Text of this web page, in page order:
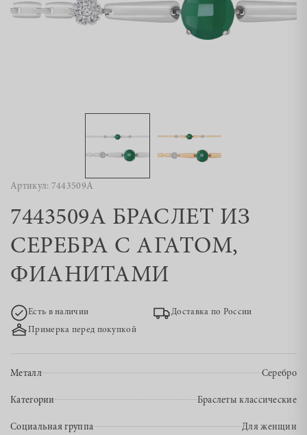
Артикул: 7443509А
7443509А БРАСЛЕТ ИЗ
СЕРЕБРА С АГАТОМ,
ФИАНИТАМИ
Есть в наличии
Доставка по России
Примерка перед покупкой
Металл Серебро
Категории Браслеты классические
Социальная группа Для женщин